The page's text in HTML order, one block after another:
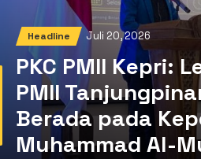
Headline Juli 20, 2026
PKC PMII Kepri:
PMII
Berada pada
Muhammad Al-